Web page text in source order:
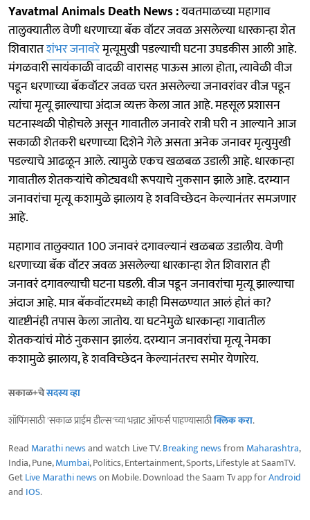
Yavatmal Animals Death News :यवतमाळच्या महागाव
तालुक्यातील वेणी धरणाच्या बॅक वॉटर जवळ असलेल्या धारकान्हा शेत
शिवारातशंभर जनावरेमृत्यूमुखी पडल्याची घटना उघडकीस आली आहे.
मंगळवारी सायंकाळी वादळी वारासह पाऊस आला होता, त्यावेळी वीज
पडून धरणाच्या बॅकवॉटर जवळ चरत असलेल्या जनावरांवर वीज पडून
त्यांचा मृत्यू झाल्याचा अंदाज व्यक्त केला जात आहे. महसूल प्रशासन
घटनास्थळी पोहोचले असून गावातील जनावरे रात्री घरी न आल्याने आज
सकाळी शेतकरी धरणाच्या दिशेने गेले असता अनेक जनावर मृत्युमुखी
पडल्याचे आढळून आले. त्यामुळे एकच खळबळ उडाली आहे. धारकान्हा
गावातील शेतकऱ्यांचे कोट्यवधी रूपयाचे नुकसान झाले आहे. दरम्यान
जनावरांचा मृत्यू कशामुळे झालाय हे शवविच्छेदन केल्यानंतर समजणार
आहे.
महागाव तालुक्यात 100 जनावरं दगावल्यानं खळबळ उडालीय. वेणी
धरणाच्या बॅक वॉटर जवळ असलेल्या धारकान्हा शेत शिवारात ही
जनावरं दगावल्याची घटना घडली. वीज पडून जनावरांचा मृत्यू झाल्याचा
अंदाज आहे. मात्र बॅकवॉटरमध्ये काही मिसळण्यात आलं होतं का?
यादृष्टीनंही तपास केला जातोय. या घटनेमुळे धारकान्हा गावातील
शेतकऱ्यांचं मोठं नुकसान झालंय. दरम्यान जनावरांचा मृत्यू नेमका
कशामुळे झालाय, हे शवविच्छेदन केल्यानंतरच समोर येणारेय.
सकाळ+चेसदस्य व्हा
शॉपिंगसाठी 'सकाळ प्राईम डील्स'च्या भन्नाट ऑफर्स पाहण्यासाठीक्लिक करा.
Read Marathi newsand watch Live TV.Breaking newsfrom Maharashtra,
India, Pune,Mumbai, Politics, Entertainment, Sports, Lifestyle at SaamTV.
GetLive Marathi newson Mobile. Download the Saam Tv app forAndroid
and IOS.